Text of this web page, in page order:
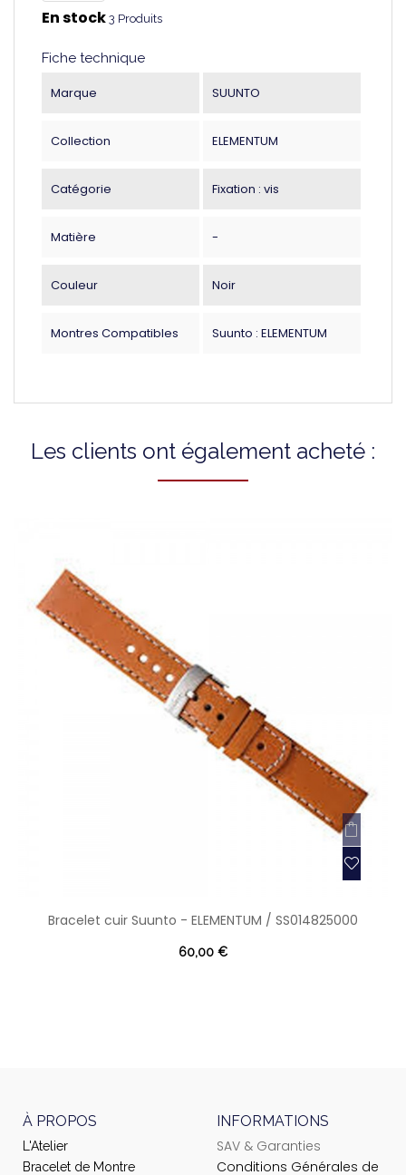
En stock 3 Produits
Fiche technique
Marque SUUNTO
Collection ELEMENTUM
Catégorie Fixation : vis
Matière -
Couleur Noir
Montres Compatibles Suunto : ELEMENTUM
Les clients ont également acheté :
Bracelet cuir Suunto - ELEMENTUM / SS014825000
60,00 €
À PROPOS
L'Atelier
Bracelet de Montre
INFORMATIONS
SAV & Garanties
Conditions Générales de